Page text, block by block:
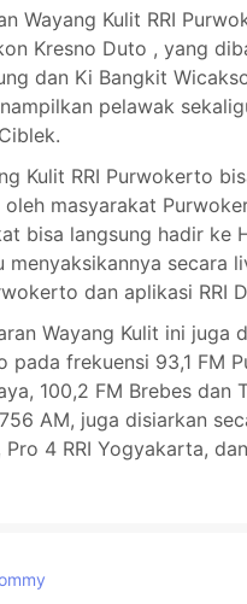
Wayang Kulit RRI
Kresno Duto , yang
dan Ki Bangkit
pelawak
Kulit RRI Purwokerto
oleh masyarakat
bisa langsung hadir ke
menyaksikannya secara
dan aplikasi RRI
Wayang Kulit ini juga
pada frekuensi 93,1 FM
100,2 FM Brebes dan
AM, juga disiarkan
Pro 4 RRI Yogyakarta,